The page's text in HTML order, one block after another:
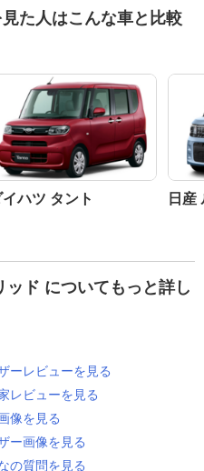
た人はこんな車と比較
イハツ タント 日産
ド についてもっと詳し
ーレビューを見る
レビューを見る
像を見る
ー画像を見る
の質問を見る